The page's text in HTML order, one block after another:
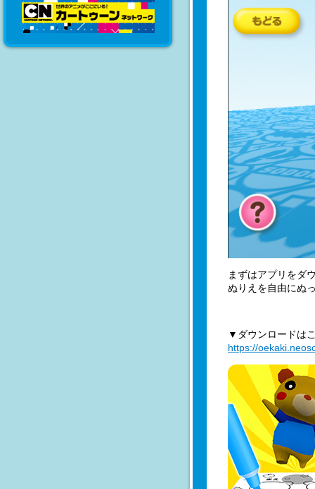
まずはアプリをダ
ぬりえを自由にぬ
▼ダウンロードは
https://